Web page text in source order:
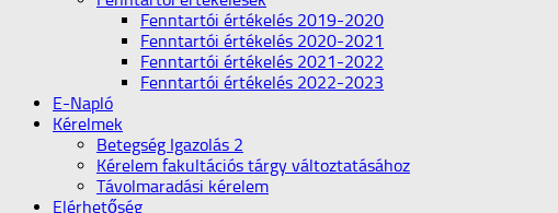
Fenntartói értékelés 2019-2020
Fenntartói értékelés 2020-2021
Fenntartói értékelés 2021-2022
Fenntartói értékelés 2022-2023
E-Napló
Kérelmek
Betegség Igazolás 2
Kérelem fakultációs tárgy változtatásához
Távolmaradási kérelem
Elérhetőség